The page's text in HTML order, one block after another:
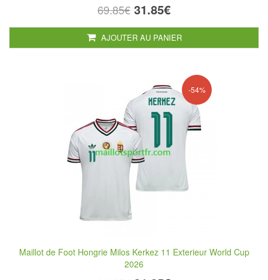
69.85€ 31.85€
AJOUTER AU PANIER
-54%
Maillot de Foot Hongrie Milos Kerkez 11 Exterieur World Cup
2026